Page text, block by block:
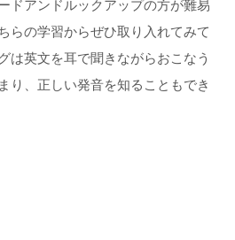
ドアンドルックアップの方が難易
らの学習からぜひ取り入れてみて
は英文を耳で聞きながらおこなう
り、正しい発音を知ることもでき